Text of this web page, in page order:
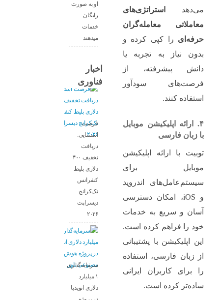
می‌دهد
استراتژی‌های
معاملاتی معامله‌گران
حرفه‌ای را کپی کرده و
بدون نیاز به تجربه یا
دانش پیشرفته، از
فرصت‌های سودآور
استفاده کنند.
۴. ارائه اپلیکیشن موبایل
با زبان فارسی
توبیت با ارائه اپلیکیشن
موبایل برای
سیستم‌عامل‌های اندروید
و iOS، امکان دسترسی
آسان و سریع به خدمات
خود را فراهم کرده است.
این اپلیکیشن با پشتیبانی
از زبان فارسی، استفاده
را برای کاربران ایرانی
ساده‌تر کرده است.
او به صورت
رایگان
خدمات
میدهند
اخبار
فناوری
فرصت
استثنایی:
دریافت
تخفیف ۴۰۰
دلاری بلیط
کنفرانس
تک‌کرانچ
دیسراپت
۲۰۲۶
سرمایه‌گذاری
۱ میلیارد
دلاری انویدیا